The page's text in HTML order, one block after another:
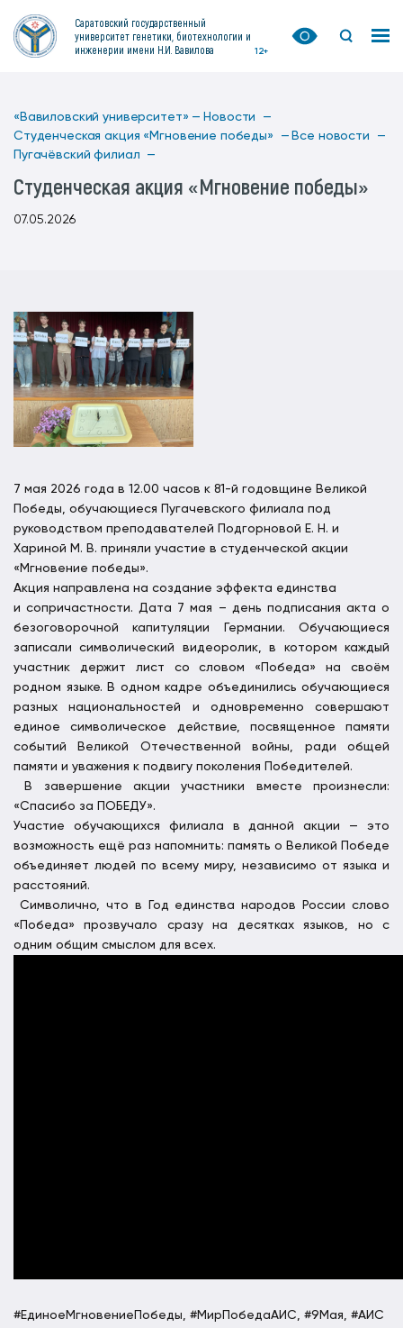
Саратовский государственный
университет генетики, биотехнологии и
инженерии имени Н.И. Вавилова
12+
«Вавиловский университет» — Новости —
Студенческая акция «Мгновение победы» — Все новости —
Пугачёвский филиал —
Студенческая акция «Мгновение победы»
07.05.2026
7 мая 2026 года в 12.00 часов к 81-й годовщине Великой
Победы, обучающиеся Пугачевского филиала под
руководством преподавателей Подгорновой Е. Н. и
Хариной М. В. приняли участие в студенческой акции
«Мгновение победы».
Акция направлена на создание эффекта единства
и сопричастности. Дата 7 мая – день подписания акта о
безоговорочной капитуляции Германии. Обучающиеся
записали символический видеоролик, в котором каждый
участник держит лист со словом «Победа» на своём
родном языке. В одном кадре объединились обучающиеся
разных национальностей и одновременно совершают
единое символическое действие, посвященное памяти
событий Великой Отечественной войны, ради общей
памяти и уважения к подвигу поколения Победителей.
В завершение акции участники вместе произнесли:
«Спасибо за ПОБЕДУ».
Участие обучающихся филиала в данной акции — это
возможность ещё раз напомнить: память о Великой Победе
объединяет людей по всему миру, независимо от языка и
расстояний.
Символично, что в Год единства народов России слово
«Победа» прозвучало сразу на десятках языков, но с
одним общим смыслом для всех.
#ЕдиноеМгновениеПобеды, #МирПобедаАИС, #9Мая, #АИС